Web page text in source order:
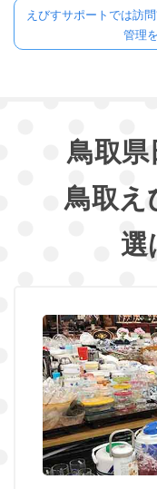
えびすサポートでは訪
管理
鳥取県
鳥取え
選